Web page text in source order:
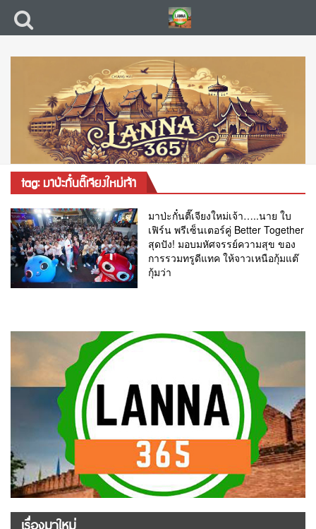
tag: มาป่ะกั๋นตี๊เจียงใหม่เจ้า
มาป่ะกั๋นตี๊เจียงใหม่เจ้า…..นาย ใบ
เฟิร์น พรีเซ็นเตอร์คู่ Better Together
สุดปัง! มอบมหัศจรรย์ความสุข ของ
การรวมทรูดีแทค ให้จาวเหนือกุ้มแต๊
กุ้มว่า
เรื่องมาใหม่